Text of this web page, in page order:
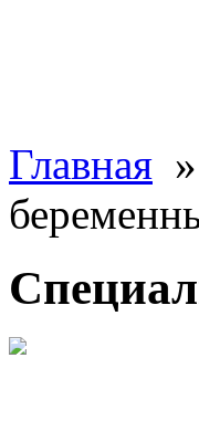
Главная »